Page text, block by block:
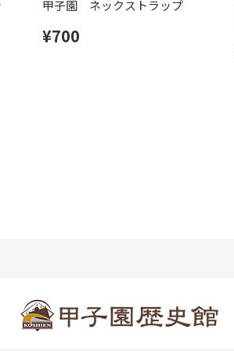
甲子園 ネックストラップ
¥700